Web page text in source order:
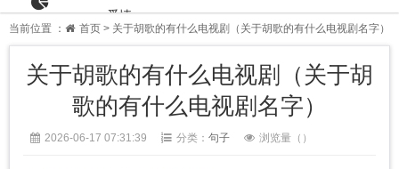
爱情
当前位置 ： 首页 > 关于胡歌的有什么电视剧（关于胡歌的有什么电视剧名字）
关于胡歌的有什么电视剧（关于胡
歌的有什么电视剧名字）
2026-06-17 07:31:39 分类： 句子 浏览量（ ）